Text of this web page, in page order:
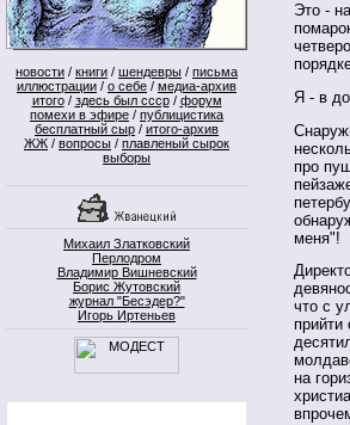
новости / книги / шендевры / письма
иллюстрации / о себе / медиа-архив
итого/ здесь был ссср/ форум
помехи в эфире / публицистика
бесплатный сыр / итого-архив
ЖЖ / вопросы / плавленый сырок
выборы
Михаил Златковский
Перлодром
Владимир Вишневский
Борис Жутовский
журнал "Бесэдер?"
Игорь Иртеньев
Это -
Я - в
про
меня"!
что с
на